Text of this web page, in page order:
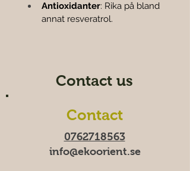
Antioxidanter: Rika på bland
annat resveratrol.
Contact us
Contact
0762718563
info@ekoorient.se